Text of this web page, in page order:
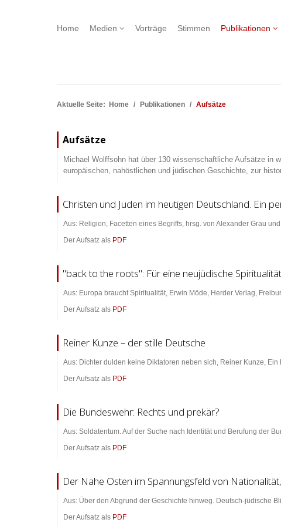
Home Medien Vorträge Stimmen Publikationen
Aktuelle Seite: Home Publikationen Aufsätze
Aufsätze
Michael Wolffsohn hat über 130 wissenschaftliche Aufsätze in
europäischen, nahöstlichen und jüdischen Geschichte, zur
Christen und Juden im heutigen Deutschland. Ein
Aus: Religion, Facetten eines Begriffs, hrsg. von Alexander Grau
Der Aufsatz als PDF
"back to the roots": Für eine neujüdische Spiritualität
Aus: Europa braucht Spiritualität, Erwin Möde, Herder Verlag,
Der Aufsatz als PDF
Reiner Kunze – der stille Deutsche
Aus: Dichter dulden keine Diktatoren neben sich, Reiner Kunze,
Der Aufsatz als PDF
Die Bundeswehr: Rechts und prekär?
Aus: Soldatentum. Auf der Suche nach Identität und Berufung der
Der Aufsatz als PDF
Der Nahe Osten im Spannungsfeld von
Aus: Über den Abgrund der Geschichte hinweg. Deutsch-jüdische
Der Aufsatz als PDF